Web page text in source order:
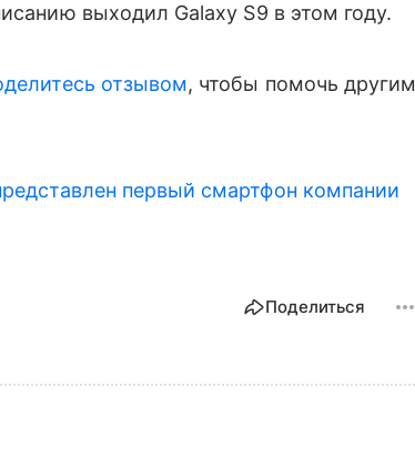
выходил Galaxy S9 в этом году.
отзывом, чтобы помочь другим
первый смартфон компании
Поделиться